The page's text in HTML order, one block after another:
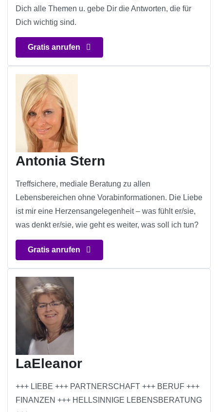
Dich alle Themen u. gebe Dir die Antworten, die für
Dich wichtig sind.
Gratis anrufen
Antonia Stern
Treffsichere, mediale Beratung zu allen
Lebensbereichen ohne Vorabinformationen. Die Liebe
ist mir eine Herzensangelegenheit – was fühlt er/sie,
was denkt er/sie, wie geht es weiter, was soll ich tun?
Gratis anrufen
LaEleanor
+++ LIEBE +++ PARTNERSCHAFT +++ BERUF +++
FINANZEN +++ HELLSINNIGE LEBENSBERATUNG